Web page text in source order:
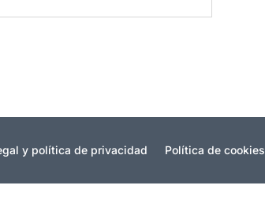
y política de privacidad Política de cookies